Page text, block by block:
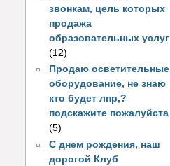
звонкам, цель которых
продажа
образовательных услуг
(12)
Продаю осветительные
оборудование, не знаю
кто будет лпр,?
подскажите пожалуйста
(5)
С днем рождения, наш
дорогой Клуб